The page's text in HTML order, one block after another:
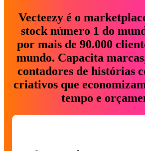
Vecteezy é o
stock número 1 do
por mais de 90.000
mundo. Capacita
contadores de histórias
criativos que
tempo e